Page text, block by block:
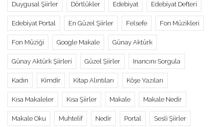
Duygusal Şiirler Dörtlükler Edebiyat Edebiyat Defteri
Edebiyat Portal En Güzel Şiirler Felsefe Fon Müzikleri
Fon Müziği Google Makale Günay Aktürk
Günay Aktürk Şiirleri Güzel Şiirler Inancını Sorgula
Kadın Kimdir Kitap Alıntıları Köşe Yazıları
Kısa Makaleler Kısa Şiirler Makale Makale Nedir
Makale Oku Muhtelif Nedir Portal Sesli Şiirler